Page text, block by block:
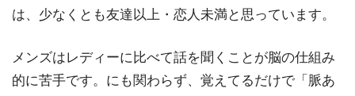
は、少なくとも友達以上・恋人未満と思っています。
メンズはレディーに比べて話を聞くことが脳の仕組み
的に苦手です。にも関わらず、覚えてるだけで「脈あ